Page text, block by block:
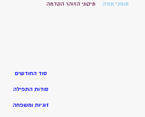
תומכי תורה תיקוני הזוהר הקדמה
סוד החודשים
סודות התפילה
זוגיות ומשפחה